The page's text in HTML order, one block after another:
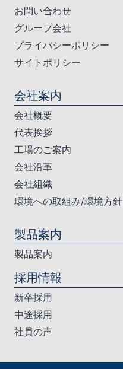
お問い合わせ
グループ会社
プライバシーポリシー
サイトポリシー
会社案内
会社概要
代表挨拶
工場のご案内
会社沿革
会社組織
環境への取組み/環境方針
製品案内
製品案内
採用情報
新卒採用
中途採用
社員の声